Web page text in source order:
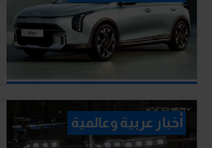
أخبار عربية وعالمية